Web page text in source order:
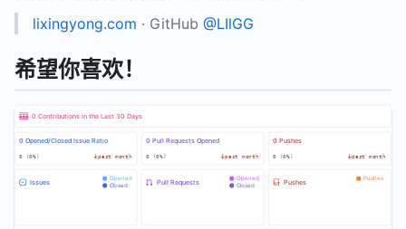
lixingyong.com · GitHub @LIlGG
希望你喜欢！